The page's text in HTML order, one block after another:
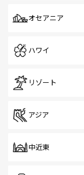
オセアニア
ハワイ
リゾート
アジア
中近東